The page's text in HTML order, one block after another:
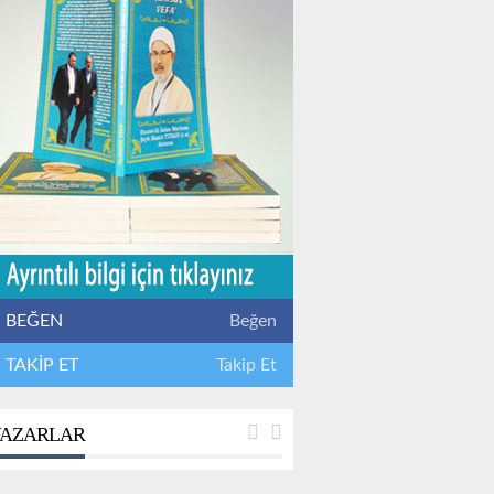
BEĞEN Beğen
TAKİP ET Takip Et